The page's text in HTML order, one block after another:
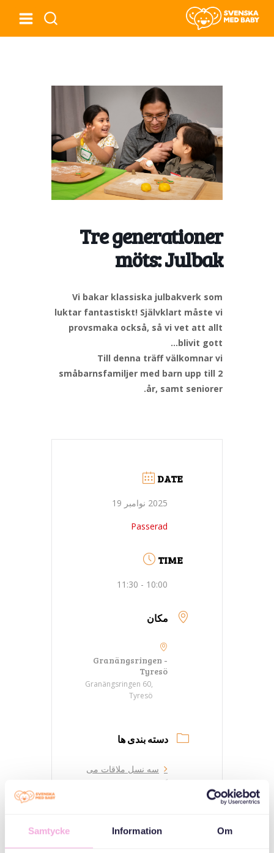
Samtycke Information Om
Tre generationer
möts: Julbak
Vi bakar klassiska julbakverk som
luktar fantastiskt! Självklart måste vi
provsmaka också, så vi vet att allt
blivit gott…
Till denna träff välkomnar vi
småbarnsfamiljer med barn upp till 2
år, samt seniorer.
DATE
2025 نوامبر 19
Passerad
TIME
10:00 - 11:30
مکان
Granängsringen -
Tyresö
Granängsringen 60,
Tyresö
دسته بندی ها
سه نسل ملاقات می
کنند